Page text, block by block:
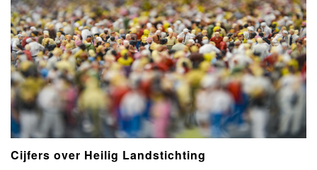
Cijfers over Heilig Landstichting